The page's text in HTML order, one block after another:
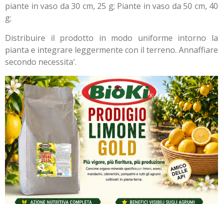
piante in vaso da 30 cm, 25 g; Piante in vaso da 50 cm, 40
g;
Distribuire il prodotto in modo uniforme intorno la
pianta e integrare leggermente con il terreno. Annaffiare
secondo necessita'.